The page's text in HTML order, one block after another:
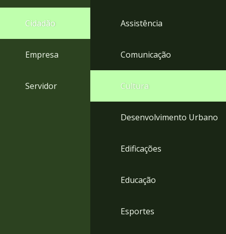
rodapé
Cidadão
Empresa
Servidor
Assistência
Comunicação
Cultura
Desenvolvimento Urbano
Edificações
Educação
Esportes